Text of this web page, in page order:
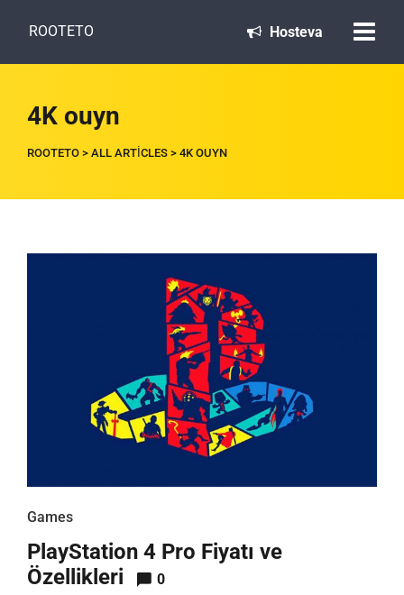
ROOTETO Hosteva
4K ouyn
ROOTETO > ALL ARTICLES > 4K OUYN
Games
PlayStation 4 Pro Fiyatı ve
Özellikleri
0